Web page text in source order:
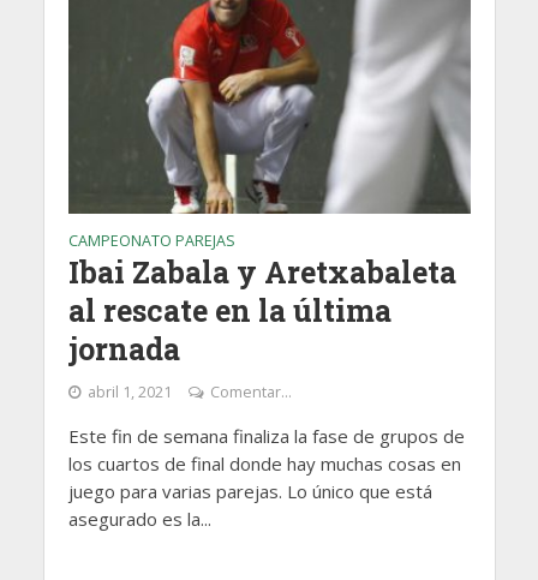
CAMPEONATO PAREJAS
Ibai Zabala y Aretxabaleta
al rescate en la última
jornada
abril 1, 2021 Comentar...
Este fin de semana finaliza la fase de grupos de
los cuartos de final donde hay muchas cosas en
juego para varias parejas. Lo único que está
asegurado es la...